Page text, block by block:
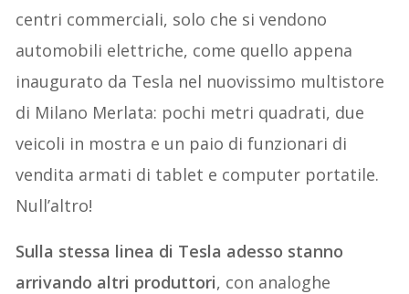
centri commerciali, solo che si vendono
automobili elettriche, come quello appena
inaugurato da Tesla nel nuovissimo multistore
di Milano Merlata: pochi metri quadrati, due
veicoli in mostra e un paio di funzionari di
vendita armati di tablet e computer portatile.
Null’altro!
Sulla stessa linea di Tesla adesso stanno
arrivando altri produttori, con analoghe